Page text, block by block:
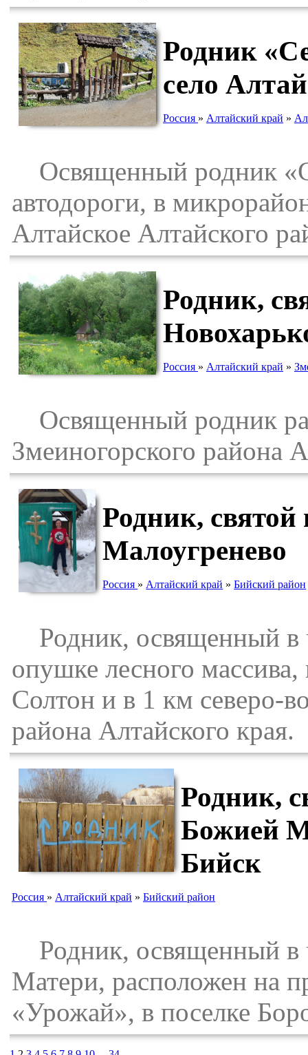
Родник
село
Россия » Алтайский край »
Освященный родник
автодороги, в
Алтайское Алтайского
Родник,
Россия » Алтайский край »
Освященный родник
Змеиногорского района
Родник, святой
Малоугренево
Россия » Алтайский край »Бийский район
Родник, освященный в
опушке лесного
Солтон и в 1 км северо-
района Алтайского края.
Родник,
Божией
Бийск
Россия » Алтайский край » Бийский район
Родник, освященный в
Матери, расположен на
«Урожай», в поселке